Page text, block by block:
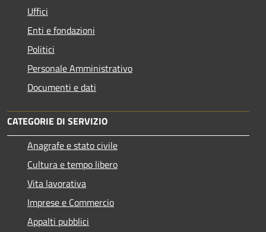
Uffici
Enti e fondazioni
Politici
Personale Amministrativo
Documenti e dati
CATEGORIE DI SERVIZIO
Anagrafe e stato civile
Cultura e tempo libero
Vita lavorativa
Imprese e Commercio
Appalti pubblici